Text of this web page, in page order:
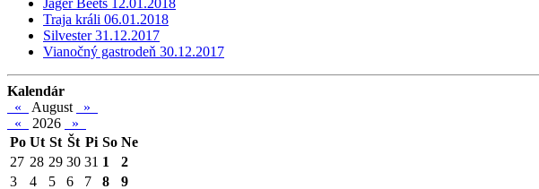
Traja králi 06.01.2018
Silvester 31.12.2017
Vianočný gastrodeň 30.12.2017
Kalendár
«
August
»
«
2026
»
Po Ut St Št Pi So Ne
27 28 29 30 31 1
2
3
4 5 6 7 8
9